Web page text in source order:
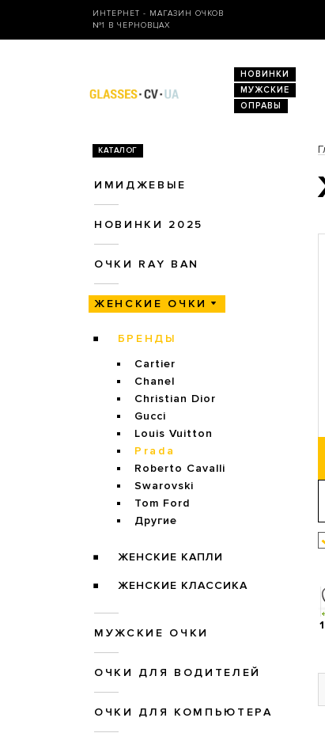
ИНТЕРНЕТ - МАГАЗИН ОЧКОВ
№1 В ЧЕРНОВЦАХ
НОВИНКИ
МУЖСКИЕ
ОПРАВЫ
КАТАЛОГ
ИМИДЖЕВЫЕ
НОВИНКИ 2025
ОЧКИ RAY BAN
ЖЕНСКИЕ ОЧКИ
БРЕНДЫ
Cartier
Chanel
Christian Dior
Gucci
Louis Vuitton
Prada
Roberto Cavalli
Swarovski
Tom Ford
Другие
ЖЕНСКИЕ КАПЛИ
ЖЕНСКИЕ КЛАССИКА
МУЖСКИЕ ОЧКИ
ОЧКИ ДЛЯ ВОДИТЕЛЕЙ
ОЧКИ ДЛЯ КОМПЬЮТЕРА